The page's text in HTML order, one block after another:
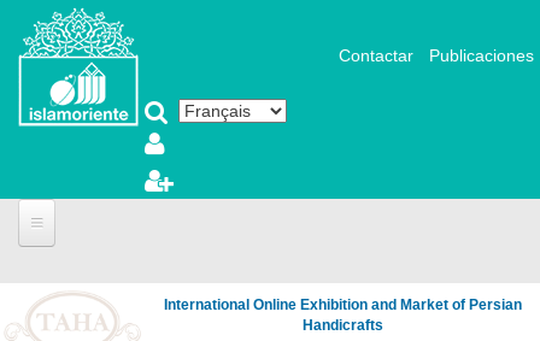
Aller au contenu principal
Contactar Publicaciones
International Online Exhibition and Market of Persian
Handicrafts